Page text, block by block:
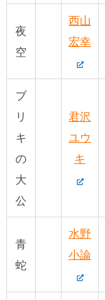
夜
空
西山
宏幸
ブ
リ
キ
の
大
公
君沢
ユウ
キ
青
蛇
水野
小論